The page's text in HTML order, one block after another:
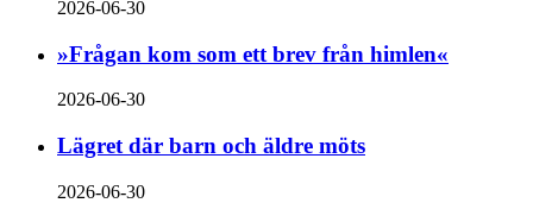
2026-06-30
»Frågan kom som ett brev från himlen«
2026-06-30
Lägret där barn och äldre möts
2026-06-30